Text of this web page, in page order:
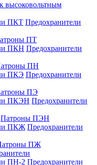
высоковольтным
Предохранители
ПТ
Предохранители
ПН
Предохранители
ПЭ
Предохранители
Патроны ПЭН
Предохранители
ПЖ
Предохранители